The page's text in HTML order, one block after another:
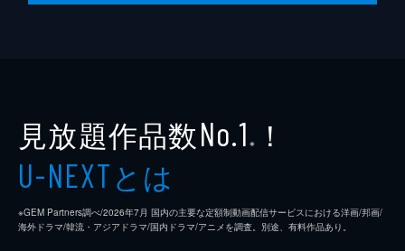
見放題作品数No.1 ※ ！
U-NEXTとは
※GEM Partners調べ/2026年7⽉ 国内の主要な定額制動画配信サービスにおける洋画/邦画/
海外ドラマ/韓流・アジアドラマ/国内ドラマ/アニメを調査。別途、有料作品あり。